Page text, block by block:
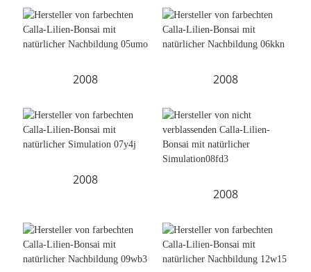
2008 2008
2008
2008